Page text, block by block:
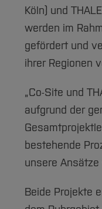
Köln) und
werden im
gefördert und
ihrer Regionen
„Co-Site und
aufgrund der
bestehende
unsere
Beide Projekte